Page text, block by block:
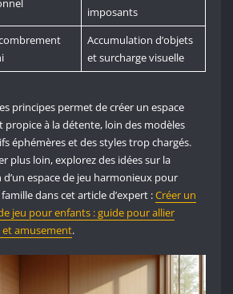
imposants
Accumulation d’objets
et surcharge visuelle
principes permet de créer un espace
propice à la détente, loin des modèles
éphémères et des styles trop chargés.
plus loin, explorez des idées sur la
espace de jeu harmonieux pour
dans cet article d’expert :Créer un
jeu pour enfants : guide pour allier
et amusement.